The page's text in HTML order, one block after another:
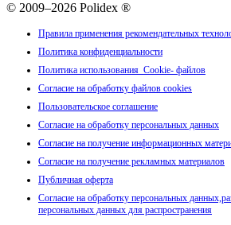
© 2009–2026 Polidex ®
Правила применения рекомендательных
Политика конфиденциальности
Политика использования Cookie- файлов
Согласие на обработку файлов cookies
Пользовательское соглашение
Согласие на обработку персональных данных
Согласие на получение информационных
Согласие на получение рекламных материалов
Публичная оферта
Согласие на обработку персональных
персональных данных для распространения